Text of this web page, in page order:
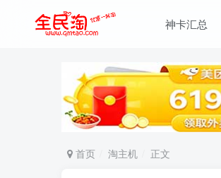
神卡汇总
首页 淘主机 正文